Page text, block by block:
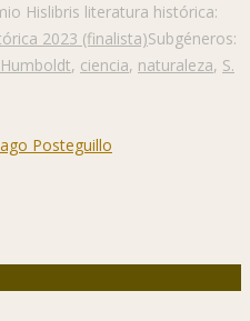
Hislibris literatura histórica:
2023 (finalista)Subgéneros:
, ciencia, naturaleza, S.